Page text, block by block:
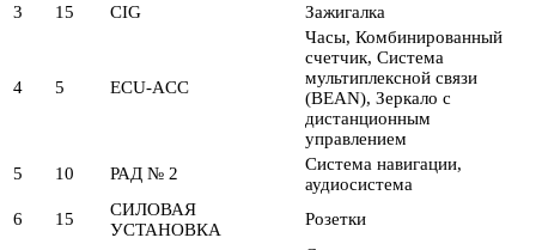
3
15 CIG Зажигалка
4 5 ECU-ACC
Часы, Комбинированный
счетчик, Система
мультиплексной связи
(BEAN), Зеркало с
дистанционным
управлением
5
10 РАД № 2
Система навигации,
аудиосистема
6
15
СИЛОВАЯ
УСТАНОВКА
Розетки